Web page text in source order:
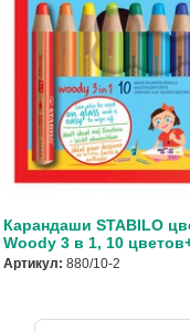
Карандаши STABILO
Woody 3 в 1, 10
Артикул: 880/10-2